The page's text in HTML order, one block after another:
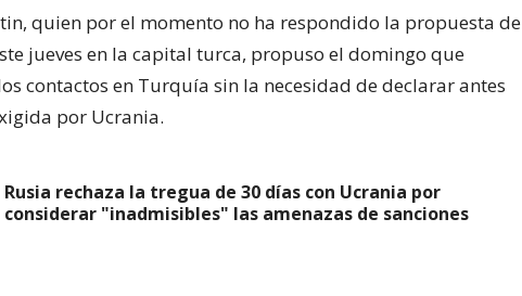
quien por el momento no ha respondido la propuesta de
jueves en la capital turca, propuso el domingo que
contactos en Turquía sin la necesidad de declarar antes
por Ucrania.
Rusia rechaza la tregua de 30 días con Ucrania por
considerar "inadmisibles" las amenazas de sanciones